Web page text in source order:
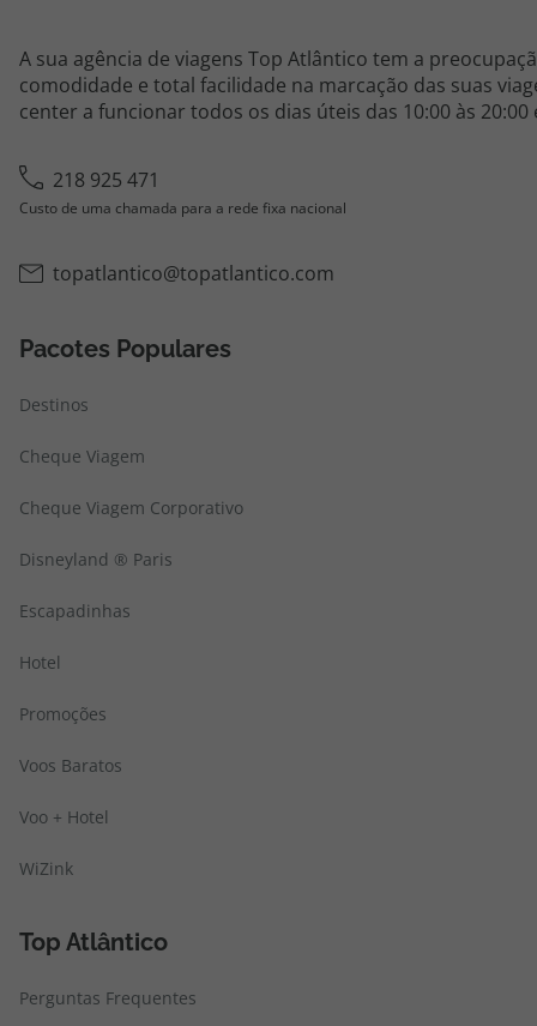
A sua agência de viagens Top Atlântico tem a
comodidade e total facilidade na marcação das suas
center a funcionar todos os dias úteis das 10:00 às 20:00
218 925 471
Custo de uma chamada para a rede fixa nacional
topatlantico@topatlantico.com
Pacotes Populares
Destinos
Cheque Viagem
Cheque Viagem Corporativo
Disneyland ® Paris
Escapadinhas
Hotel
Promoções
Voos Baratos
Voo + Hotel
WiZink
Top Atlântico
Perguntas Frequentes